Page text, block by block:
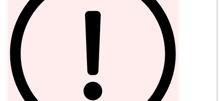
SOUND CAVE
02 36533634
orders@sound-cave.com
Sound Cave di Roberto Mammarella
Via Valparaiso 9
20144 Milano